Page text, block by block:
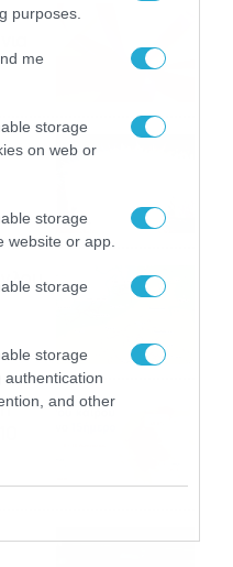
purposes.
me
storage
on web or
storage
website or app.
storage
storage
authentication
and other